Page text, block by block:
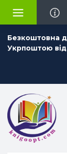
Безкоштовна
Укрпоштою